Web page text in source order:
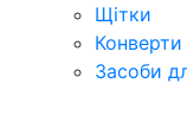
Щітки
Конверти
Засоби